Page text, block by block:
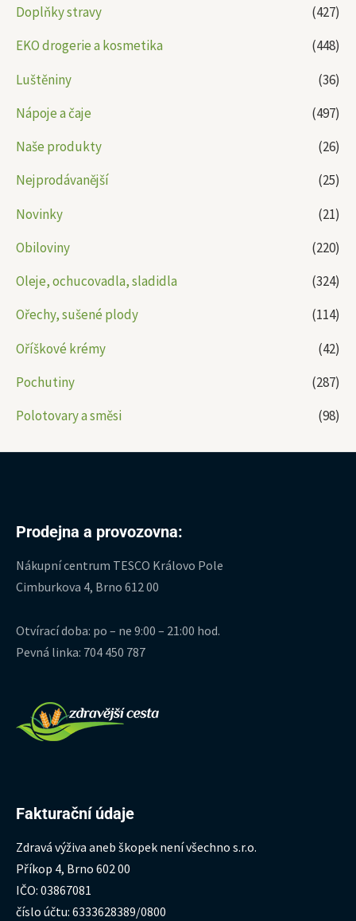
Doplňky stravy
(427)
EKO drogerie a kosmetika
(448)
Luštěniny
(36)
Nápoje a čaje
(497)
Naše produkty
(26)
Nejprodávanější
(25)
Novinky
(21)
Obiloviny
(220)
Oleje, ochucovadla, sladidla
(324)
Ořechy, sušené plody
(114)
Oříškové krémy
(42)
Pochutiny
(287)
Polotovary a směsi
(98)
Prodejna a provozovna:
Nákupní centrum TESCO Královo Pole
Cimburkova 4, Brno 612 00
Otvírací doba: po – ne 9:00 – 21:00 hod.
Pevná linka: 704 450 787
Fakturační údaje
Zdravá výživa aneb škopek není všechno s.r.o.
Příkop 4, Brno 602 00
IČO: 03867081
číslo účtu: 6333628389/0800